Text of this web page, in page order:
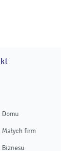
Domu
firm
Biznesu